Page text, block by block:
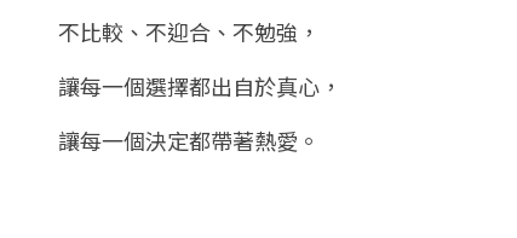
不比較、不迎合、不勉強，
讓每一個選擇都出自於真心，
讓每一個決定都帶著熱愛。